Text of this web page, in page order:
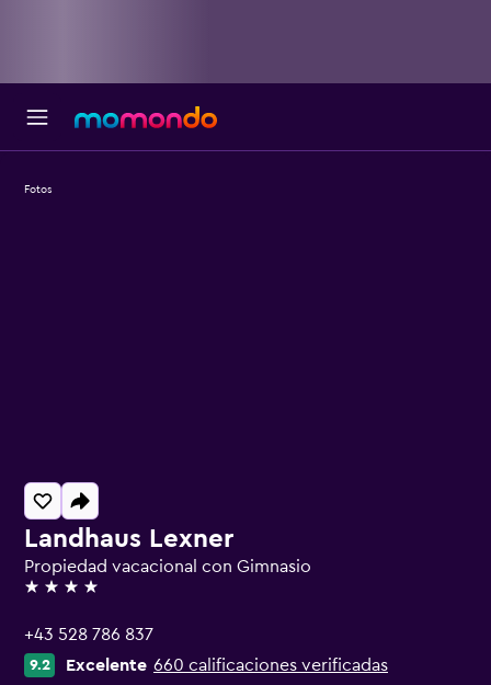
Landhaus Lexner
Propiedad vacacional con Gimnasio
4 estrellas
+43 528 786 837
9.2 Excelente 660 calificaciones verificadas
Fotos